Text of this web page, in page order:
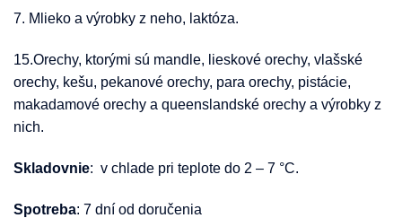
7. Mlieko a výrobky z neho, laktóza.
15.Orechy, ktorými sú mandle, lieskové orechy, vlašské
orechy, kešu, pekanové orechy, para orechy, pistácie,
makadamové orechy a queenslandské orechy a výrobky z
nich.
Skladovnie: v chlade pri teplote do 2 – 7 °C.
Spotreba: 7 dní od doručenia